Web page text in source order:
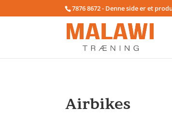
7876 8672 - Denne side er et
Airbikes